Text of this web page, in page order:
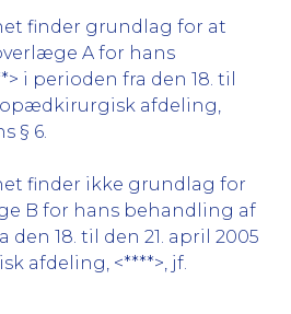
finder grundlag for at
A for hans
i perioden fra den 18. til
afdeling,
§ 6.
finder ikke grundlag for
B for hans behandling af
den 18. til den 21. april 2005
afdeling, <****>, jf.